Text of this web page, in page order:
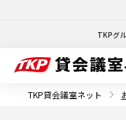
TKPグ
TKP貸会議室ネット